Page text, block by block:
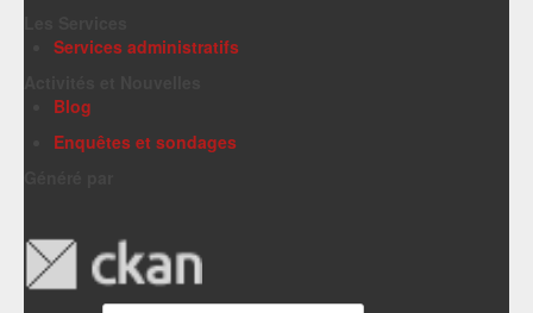
Services administratifs
Blog
Enquêtes et sondages